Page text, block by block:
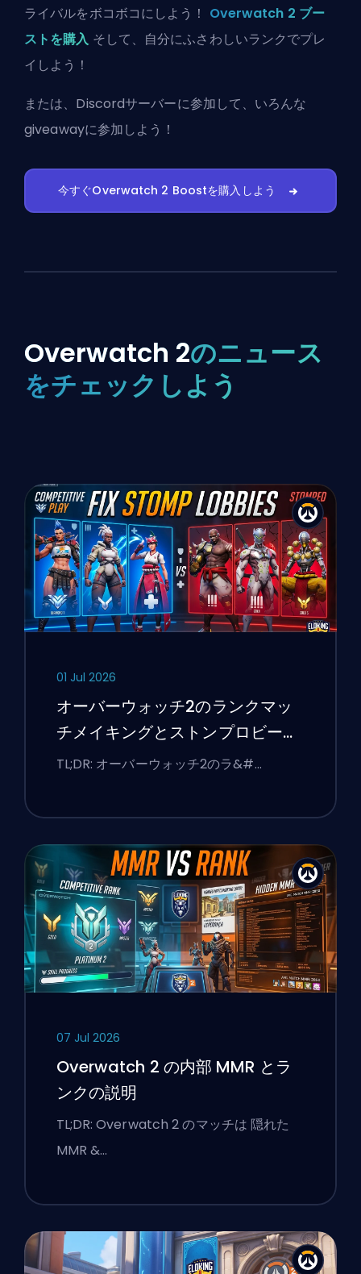
ライバルをボコボコにしよう！ Overwatch 2 ブー
ストを購入そして、自分にふさわしいランクでプレ
イしよう！
または、 Discordサーバーに参加して、いろんな
giveawayに参加しよう！
今すぐOverwatch 2 Boostを購入しよう
Overwatch 2のニュース
をチェックしよう
01 Jul 2026
オーバーウォッチ2のランクマッ
チメイキングとストンプロビーを
修正する方法
TL;DR: オーバーウォッチ2のラ&#…
07 Jul 2026
Overwatch 2 の内部 MMR とラ
ンクの説明
TL;DR: Overwatch 2 のマッチは 隠れた
MMR &…